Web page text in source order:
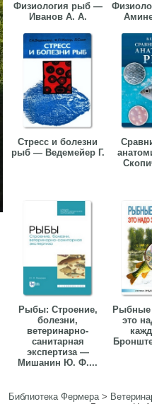
Физиология рыб —
Иванов А. А.
Стресс и болезни
рыб — Ведемейер Г.
Рыбы: Строение,
болезни,
ветеринарно-
санитарная
экспертиза —
Мишанин Ю. Ф....
Рыбные
это
Библиотека Фермера>